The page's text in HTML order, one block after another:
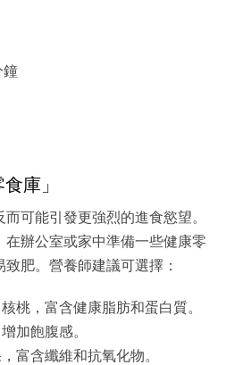
鐘
庫」
可能引發更強烈的進食慾望。
辦公室或家中準備一些健康零
肥。營養師建議可選擇：
桃，富含健康脂肪和蛋白質。
加飽腹感。
富含纖維和抗氧化物。